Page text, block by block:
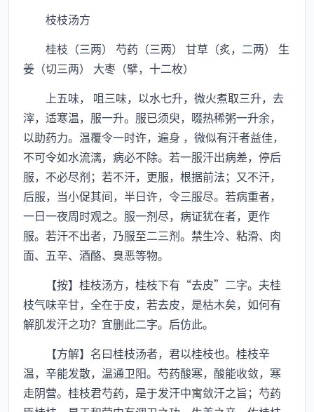
枝枝汤方
桂枝（三两） 芍药（三两） 甘草（炙，二两） 生
姜（切三两） 大枣（擘，十二枚）
上五味， 咀三味，以水七升，微火煮取三升，去
滓，适寒温，服一升。服已须臾，啜热稀粥一升余，
以助药力。温覆令一时许，遍身 ，微似有汗者益佳，
不可令如水流漓，病必不除。若一服汗出病差，停后
服，不必尽剂；若不汗，更服，根据前法；又不汗，
后服，当小促其间，半日许，令三服尽。若病重者，
一日一夜周时观之。服一剂尽，病证犹在者，更作
服。若汗不出者，乃服至二三剂。禁生冷、粘滑、肉
面、五辛、酒酪、臭恶等物。
【按】桂枝汤方，桂枝下有“去皮”二字。夫桂
枝气味辛甘，全在于皮，若去皮，是枯木矣，如何有
解肌发汗之功？宜删此二字。后仿此。
【方解】名曰桂枝汤者，君以桂枝也。桂枝辛
温，辛能发散，温通卫阳。芍药酸寒，酸能收敛，寒
走阴营。桂枝君芍药，是于发汗中寓敛汗之旨；芍药